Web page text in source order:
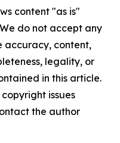
content "as is"
do not accept any
accuracy, content,
legality, or
in this article.
issues
the author